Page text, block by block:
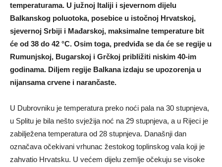
temperaturama. U južnoj Italiji i sjevernom dijelu
Balkanskog poluotoka, posebice u istočnoj Hrvatskoj,
sjevernoj Srbiji i Mađarskoj, maksimalne temperature bit
će od 38 do 42 °C. Osim toga, predviđa se da će se regije u
Rumunjskoj, Bugarskoj i Grčkoj približiti niskim 40-im
godinama. Diljem regije Balkana izdaju se upozorenja u
nijansama crvene i narančaste.
U Dubrovniku je temperatura preko noći pala na 30 stupnjeva,
u Splitu je bila nešto svježija noć na 29 stupnjeva, a u Rijeci je
zabilježena temperatura od 28 stupnjeva. Današnji dan
označava očekivani vrhunac žestokog toplinskog vala koji je
zahvatio Hrvatsku. U većem dijelu zemlje očekuju se visoke